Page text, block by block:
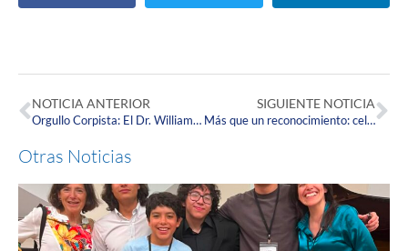
NOTICIA ANTERIOR
Orgullo Corpista: El Dr. William Contreras inspira al mundo en TEDxMedellín con ciencia y humanismo.
SIGUIENTE NOTICIA
Más que un reconocimiento: celebramos las historias de nuestros nuevos graduandos de las cohortes de Pregrado y Posgrado 2026-1
Otras Noticias